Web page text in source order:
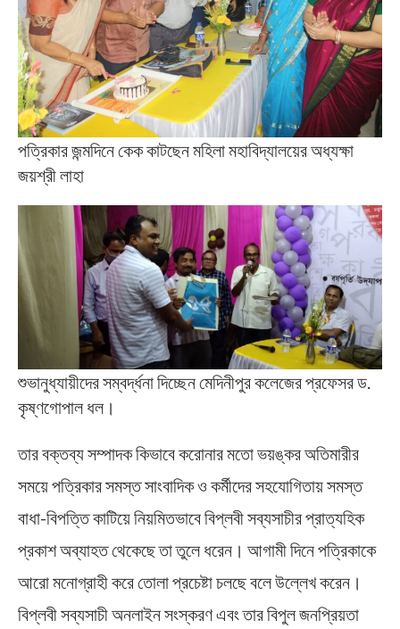
পত্রিকার জন্মদিনে কেক কাটছেন মহিলা মহাবিদ্যালয়ের অধ্যক্ষা
জয়শ্রী লাহা
শুভানুধ্যায়ীদের সম্বর্দ্ধনা দিচ্ছেন মেদিনীপুর কলেজের প্রফেসর ড.
কৃষ্ণগোপাল ধল।
তার বক্তব্য সম্পাদক কিভাবে করোনার মতো ভয়ঙ্কর অতিমারীর
সময়ে পত্রিকার সমস্ত সাংবাদিক ও কর্মীদের সহযোগিতায় সমস্ত
বাধা-বিপত্তি কাটিয়ে নিয়মিতভাবে বিপ্লবী সব্যসাচীর প্রাত্যহিক
প্রকাশ অব্যাহত থেকেছে তা তুলে ধরেন। আগামী দিনে পত্রিকাকে
আরো মনোগ্রাহী করে তোলা প্রচেষ্টা চলছে বলে উল্লেখ করেন।
বিপ্লবী সব্যসাচী অনলাইন সংস্করণ এবং তার বিপুল জনপ্রিয়তা